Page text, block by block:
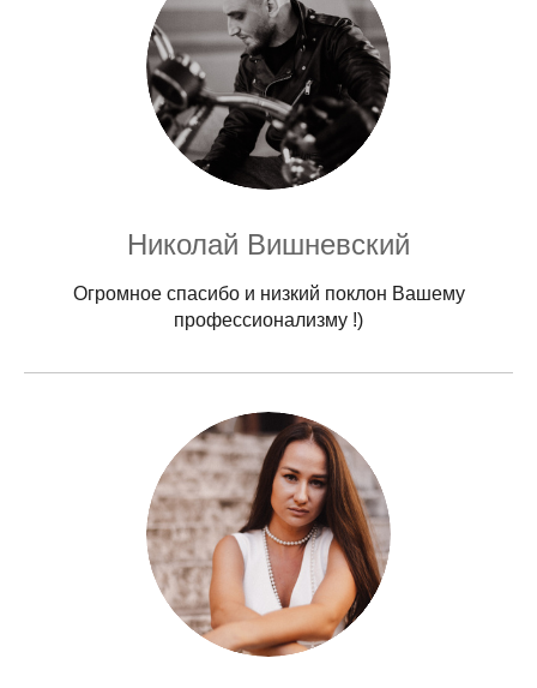
Николай Вишневский
Огромное спасибо и низкий поклон Вашему
профессионализму !)